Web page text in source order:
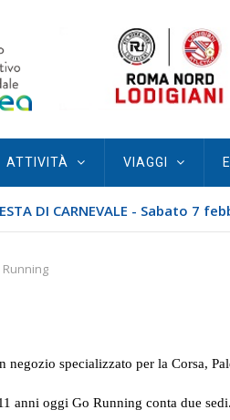
ATTIVITÀ VIAGGI
DI CARNEVALE - Sabato 7
Running
negozio specializzato per la Corsa,
anni oggi Go Running conta due